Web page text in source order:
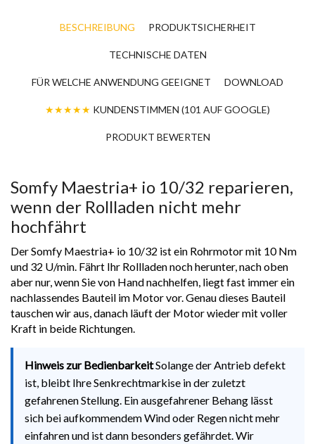
BESCHREIBUNG PRODUKTSICHERHEIT
TECHNISCHE DATEN
FÜR WELCHE ANWENDUNG GEEIGNET DOWNLOAD
★★★★★ KUNDENSTIMMEN (101 AUF GOOGLE)
PRODUKT BEWERTEN
Somfy Maestria+ io 10/32 reparieren,
wenn der Rollladen nicht mehr
hochfährt
Der Somfy Maestria+ io 10/32 ist ein Rohrmotor mit 10 Nm
und 32 U/min. Fährt Ihr Rollladen noch herunter, nach oben
aber nur, wenn Sie von Hand nachhelfen, liegt fast immer ein
nachlassendes Bauteil im Motor vor. Genau dieses Bauteil
tauschen wir aus, danach läuft der Motor wieder mit voller
Kraft in beide Richtungen.
Hinweis zur BedienbarkeitSolange der Antrieb defekt
ist, bleibt Ihre Senkrechtmarkise in der zuletzt
gefahrenen Stellung. Ein ausgefahrener Behang lässt
sich bei aufkommendem Wind oder Regen nicht mehr
einfahren und ist dann besonders gefährdet. Wir